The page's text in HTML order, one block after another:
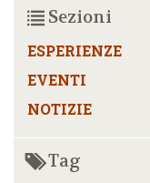
Sezioni
ESPERIENZE
EVENTI
NOTIZIE
Tag